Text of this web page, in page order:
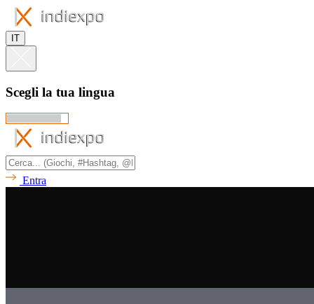
IT
Scegli la tua lingua
Entra